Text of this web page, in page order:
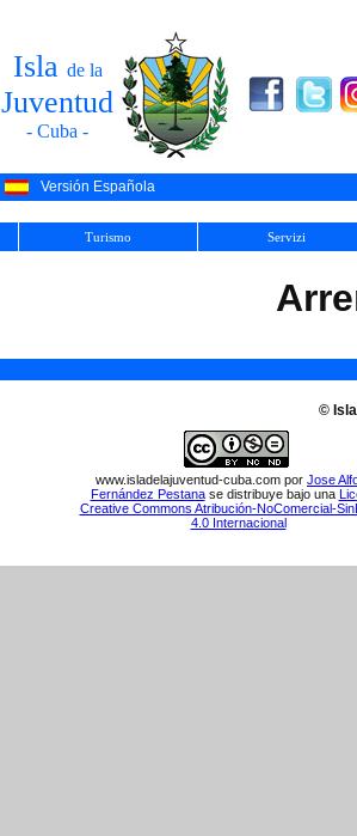
Isla de la
Juventud
- Cuba -
Versión Española
Turismo Servizi
©
www.isladelajuventud-cuba.com por Jose
Fernández Pestanase distribuye bajo una
Creative Commons Atribución-NoComercial-
4.0 Internacional